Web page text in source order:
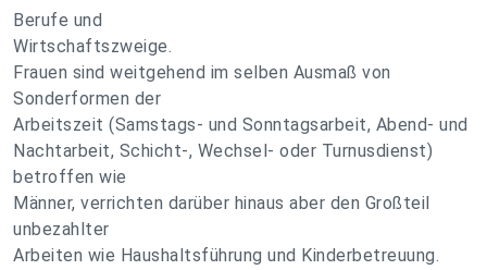
Berufe und
Wirtschaftszweige.
Frauen sind weitgehend im selben Ausmaß von
Sonderformen der
Arbeitszeit (Samstags- und Sonntagsarbeit, Abend- und
Nachtarbeit, Schicht-, Wechsel- oder Turnusdienst)
betroffen wie
Männer, verrichten darüber hinaus aber den Großteil
unbezahlter
Arbeiten wie Haushaltsführung und Kinderbetreuung.